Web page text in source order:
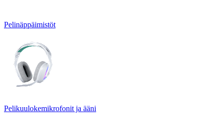
Pelinäppäimistöt
Pelikuulokemikrofonit ja ääni